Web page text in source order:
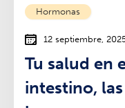
Hormonas
12 septiembre,
Tu salud en
intestino,